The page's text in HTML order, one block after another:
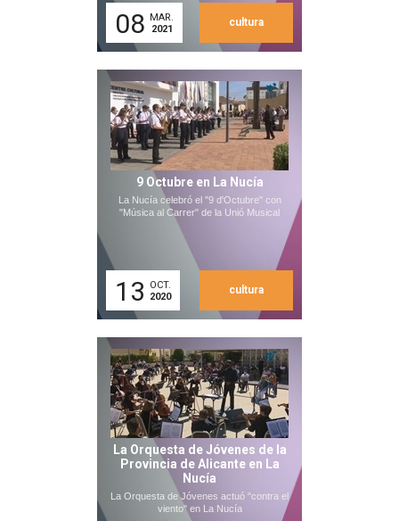
08 MAR.
2021
cultura
9 Octubre en La Nucía
La Nucía celebró el "9 d'Octubre" con
"Música al Carrer" de la Unió Musical
13
OCT.
2020
cultura
La Orquesta de Jóvenes de la
Provincia de Alicante en La
Nucía
La Orquesta de Jóvenes actuó "contra el
viento" en La Nucía